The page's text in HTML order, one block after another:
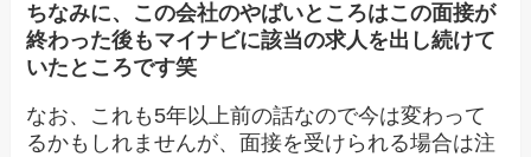
ちなみに、この会社のやばいところはこの面接が
終わった後もマイナビに該当の求人を出し続けて
いたところです笑
なお、これも5年以上前の話なので今は変わって
るかもしれませんが、面接を受けられる場合は注